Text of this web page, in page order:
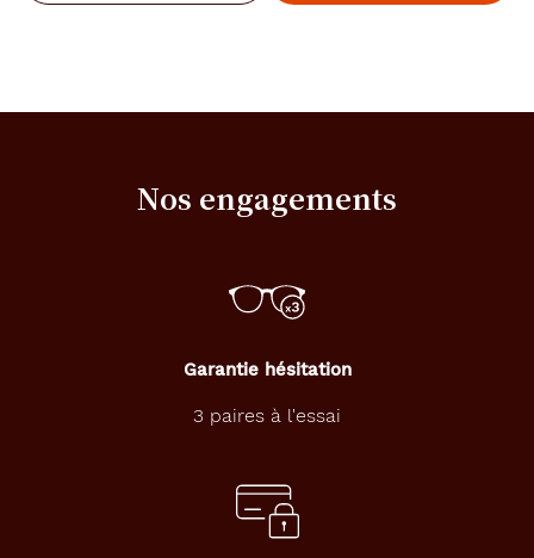
Nos engagements
Garantie hésitation
3 paires à l'essai